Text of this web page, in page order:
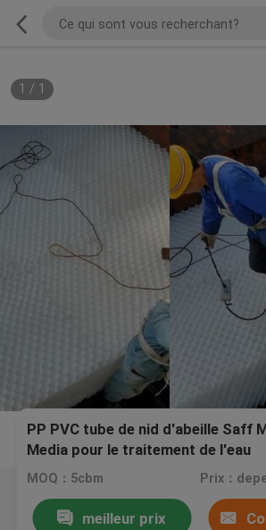
1 / 1
PP PVC tube de nid d'abeille Saff
Media pour le traitement de l'eau
MOQ：5cbm Prix：
meilleur prix